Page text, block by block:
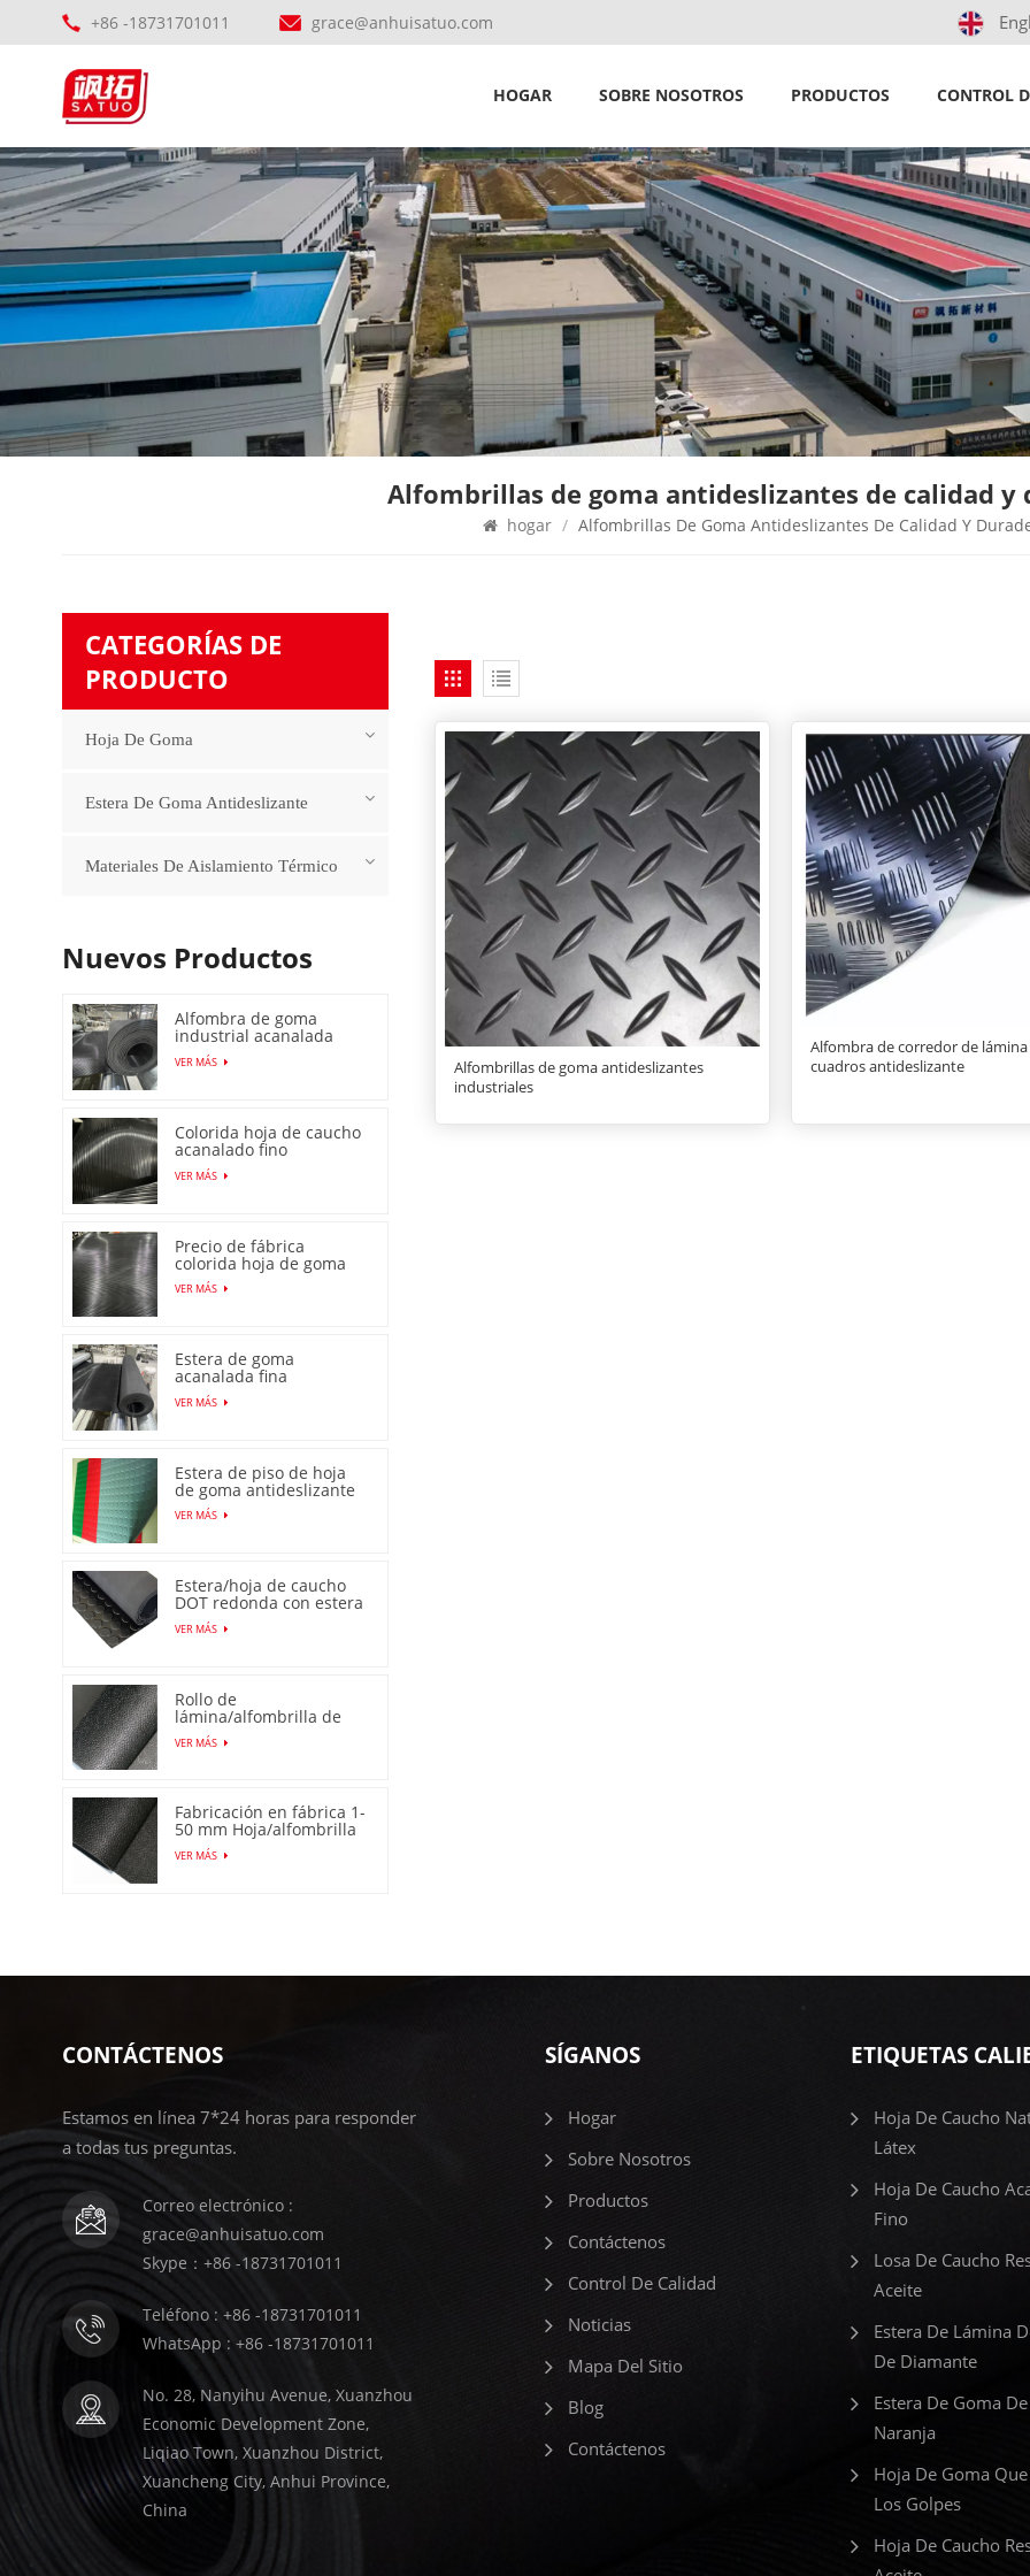
+86 -18731701011 grace@anhuisatuo.com
HOGAR SOBRE NOSOTROS PRODUCTOS CONTROL
Alfombrillas de goma antideslizantes de calidad y
hogar / Alfombrillas De Goma Antideslizantes De Calidad Y
Alfombrillas de goma antideslizantes
industriales
Alfombra de corredor de
cuadros antideslizante
CATEGORÍAS DE
PRODUCTO
Hoja De Goma
Estera De Goma Antideslizante
Materiales De Aislamiento Térmico
Nuevos Productos
Alfombra de goma
industrial acanalada
fina de alta calidad
VER MÁS
Colorida hoja de caucho
acanalado fino
antideslizante con
precio bajo
VER MÁS
Precio de fábrica
colorida hoja de goma
acanalada fina
antideslizante
VER MÁS
Estera de goma
acanalada fina
antideslizante
producida en fábrica en
VER MÁS
Estera de piso de hoja
de goma antideslizante
con patrón de moneda
de venta caliente
VER MÁS
Estera/hoja de caucho
DOT redonda con estera
de perno prisionero
VER MÁS
Rollo de
lámina/alfombrilla de
goma antideslizante de
piel de naranja
VER MÁS
Fabricación en fábrica 1-
50 mm Hoja/alfombrilla
de goma de piel de
naranja antideslizante
VER MÁS
CONTÁCTENOS
Estamos en línea 7*24 horas para responder
a todas tus preguntas.
Correo electrónico :
grace@anhuisatuo.com
Skype：+86 -18731701011
Teléfono : +86 -18731701011
WhatsApp : +86 -18731701011
No. 28, Nanyihu Avenue, Xuanzhou
Economic Development Zone,
Liqiao Town, Xuanzhou District,
Xuancheng City, Anhui Province,
China
SÍGANOS
Hogar
Sobre Nosotros
Productos
Contáctenos
Control De Calidad
Noticias
Mapa Del Sitio
Blog
Contáctenos
ETIQUETAS
Hoja De Caucho
Látex
Hoja De Caucho
Fino
Losa De Caucho
Aceite
Estera De Lámina
De Diamante
Estera De Goma
Naranja
Hoja De Goma
Los Golpes
Hoja De Caucho